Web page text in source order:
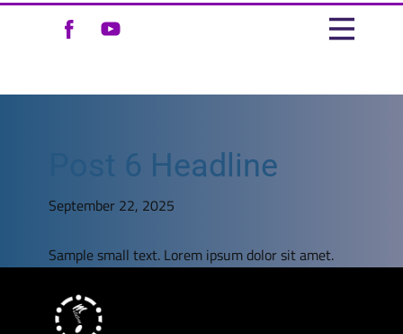
Post 6 Headline
September 22, 2025
Sample small text. Lorem ipsum dolor sit amet.